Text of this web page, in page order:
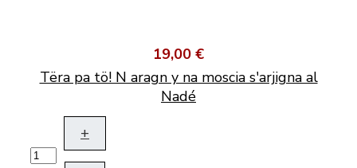
19,00 €
Tëra pa tö! N aragn y na moscia s'arjigna al
Nadé
+